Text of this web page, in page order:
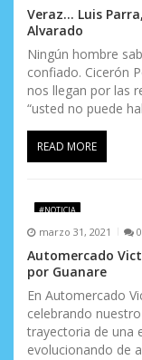
n
t
r
a
d
s
Veraz… Luis
Alvarado
Ningún hombre
confiado. Cicerón
nos llegan por las
“usted no puede
READ MORE
#NOTICIA
marzo 31, 2021 0
Automercado
por Guanare
En Automercado
celebrando
trayectoria de una
evolucionando de